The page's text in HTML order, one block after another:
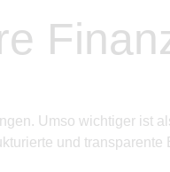
Umso wichtiger ist
und